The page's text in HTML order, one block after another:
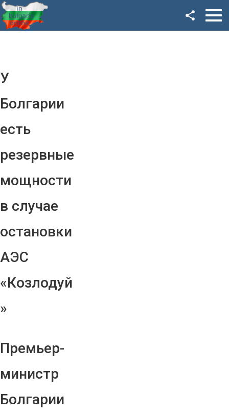
У
Болгарии
есть
резервные
мощности
в случае
остановки
АЭС
«Козлодуй
»
Премьер-
министр
Болгарии